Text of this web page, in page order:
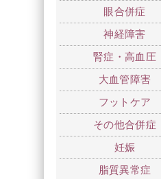
眼合併症
神経障害
腎症・高血圧
大血管障害
フットケア
その他合併症
妊娠
脂質異常症